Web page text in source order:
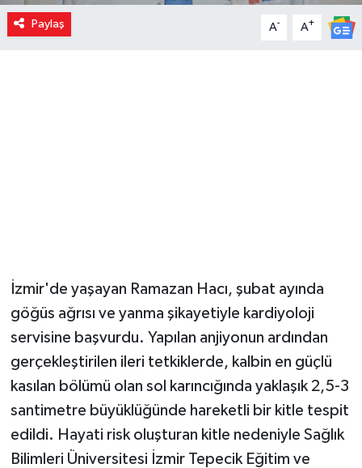
Paylaş A- A+
İzmir'de yaşayan Ramazan Hacı, şubat ayında
göğüs ağrısı ve yanma şikayetiyle kardiyoloji
servisine başvurdu. Yapılan anjiyonun ardından
gerçekleştirilen ileri tetkiklerde, kalbin en güçlü
kasılan bölümü olan sol karıncığında yaklaşık 2,5-3
santimetre büyüklüğünde hareketli bir kitle tespit
edildi. Hayati risk oluşturan kitle nedeniyle Sağlık
Bilimleri Üniversitesi İzmir Tepecik Eğitim ve